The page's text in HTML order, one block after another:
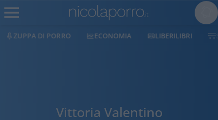
ZUPPA DI PORRO ECONOMIA LIBERILIBRI
Vittoria Valentino